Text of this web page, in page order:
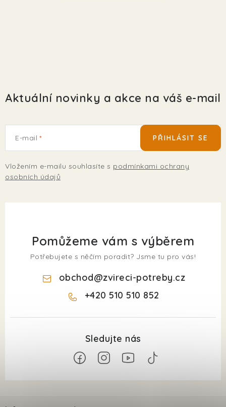
Aktuální novinky a akce na váš e-mail
E-mail
Vložením e-mailu souhlasíte s podmínkami ochrany
osobních údajů
PŘIHLÁSIT SE
Pomůžeme vám s výběrem
Potřebujete s něčím poradit? Jsme tu pro vás!
obchod@zvireci-potreby.cz
+420 510 510 852